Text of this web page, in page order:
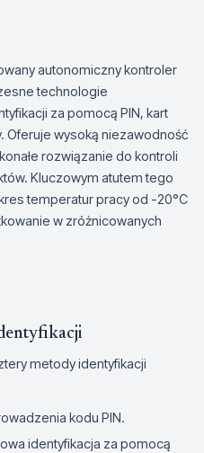
autonomiczny kontroler
technologie
za pomocą PIN, kart
Oferuje wysoką niezawodność
rozwiązanie do kontroli
Kluczowym atutem tego
temperatur pracy od -20°C
w zróżnicowanych
metody identyfikacji
kodu PIN.
identyfikacja za pomocą